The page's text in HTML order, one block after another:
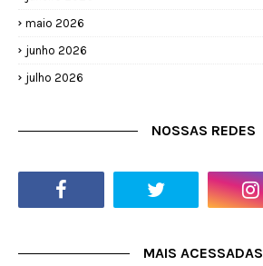
maio 2026
junho 2026
julho 2026
NOSSAS REDES
MAIS ACESSADAS